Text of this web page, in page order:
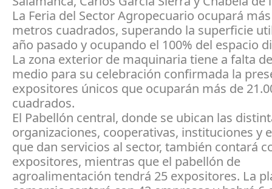
La Feria del Sector Agropecuario ocupará
metros cuadrados, superando la superficie
año pasado y ocupando el 100% del espacio
La zona exterior de maquinaria tiene a falta
medio para su celebración confirmada la
expositores únicos que ocuparán más de
cuadrados.
El Pabellón central, donde se ubican las
organizaciones, cooperativas, instituciones y
que dan servicios al sector, también contará
expositores, mientras que el pabellón de
agroalimentación tendrá 25 expositores. La